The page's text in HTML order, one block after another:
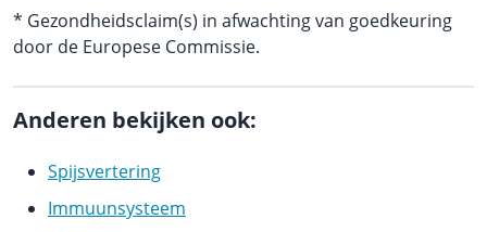
* Gezondheidsclaim(s) in afwachting van goedkeuring
door de Europese Commissie.
Anderen bekijken ook:
Spijsvertering
Immuunsysteem